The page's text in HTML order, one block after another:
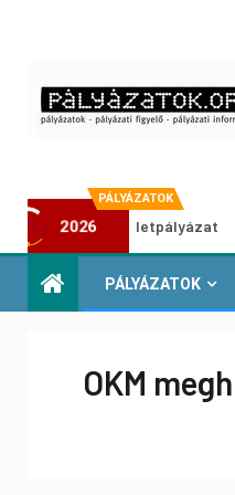
PÁLYÁZATOK
2026
ötletpályázat
PÁLYÁZATOK
OKM